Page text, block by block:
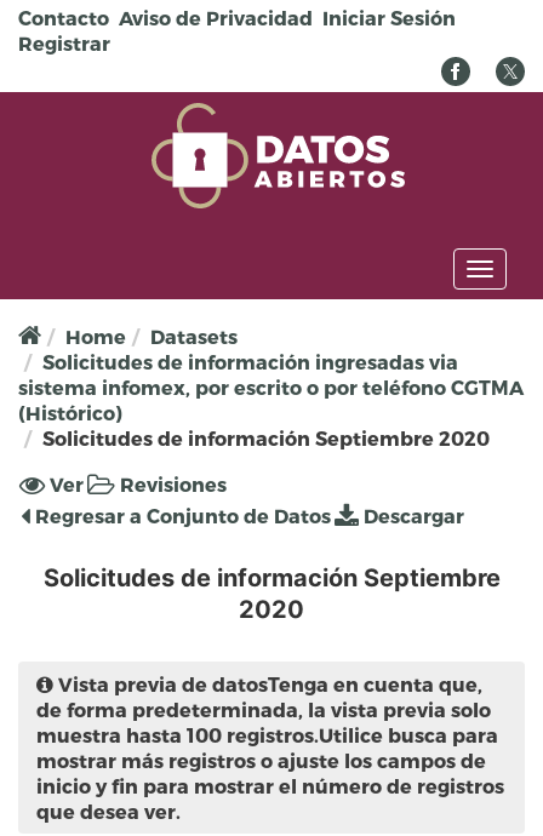
Pasar al contenido principal
Contacto Aviso de Privacidad Iniciar Sesión
Registrar
Toggle
Home
Datasets
Solicitudes de información ingresadas via
sistema infomex, por escrito o por teléfono CGTMA
(Histórico)
Solicitudes de información Septiembre 2020
Solapas principales
Ver(solapa
activa)
Revisiones
Regresar a Conjunto de Datos
Descargar
Solicitudes de información Septiembre
2020
Vista previa de datosTenga en cuenta que,
de forma predeterminada, la vista previa solo
muestra hasta 100 registros.Utilice busca para
mostrar más registros o ajuste los campos de
inicio y fin para mostrar el número de registros
que desea ver.